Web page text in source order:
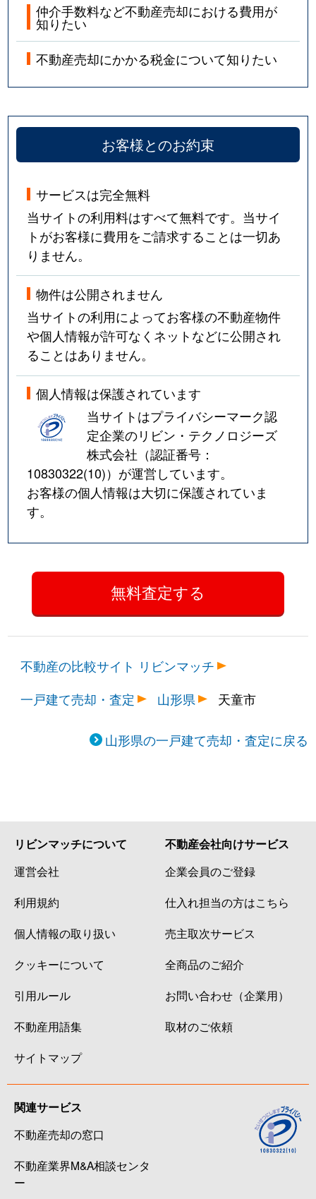
仲介手数料など不動産売却における費用が
知りたい
不動産売却にかかる税金について知りたい
お客様とのお約束
サービスは完全無料
当サイトの利用料はすべて無料です。当サイ
トがお客様に費用をご請求することは一切あ
りません。
物件は公開されません
当サイトの利用によってお客様の不動産物件
や個人情報が許可なくネットなどに公開され
ることはありません。
個人情報は保護されています
当サイトはプライバシーマーク認
定企業のリビン・テクノロジーズ
株式会社（認証番号：
10830322(10)）が運営しています。
お客様の個人情報は大切に保護されていま
す。
不動産の比較サイト リビンマッチ
一戸建て売却・査定
山形県 天童市
山形県の一戸建て売却・査定に戻る
リビンマッチについて
運営会社
利用規約
個人情報の取り扱い
クッキーについて
引用ルール
不動産用語集
サイトマップ
不動産会社向けサービス
企業会員のご登録
仕入れ担当の方はこちら
売主取次サービス
全商品のご紹介
お問い合わせ（企業用）
取材のご依頼
関連サービス
不動産売却の窓口
不動産業界M&A相談センタ
ー